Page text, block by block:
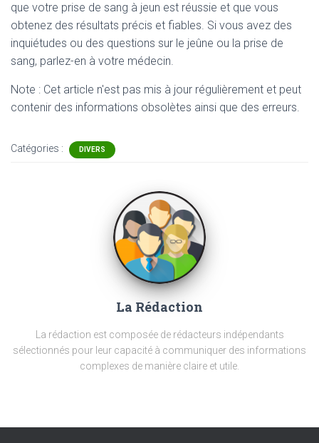
que votre prise de sang à jeun est réussie et que vous
obtenez des résultats précis et fiables. Si vous avez des
inquiétudes ou des questions sur le jeûne ou la prise de
sang, parlez-en à votre médecin.
Note : Cet article n'est pas mis à jour régulièrement et peut
contenir des informations obsolètes ainsi que des erreurs.
Catégories : DIVERS
La Rédaction
La rédaction est composée de rédacteurs indépendants
sélectionnés pour leur capacité à communiquer des informations
complexes de manière claire et utile.